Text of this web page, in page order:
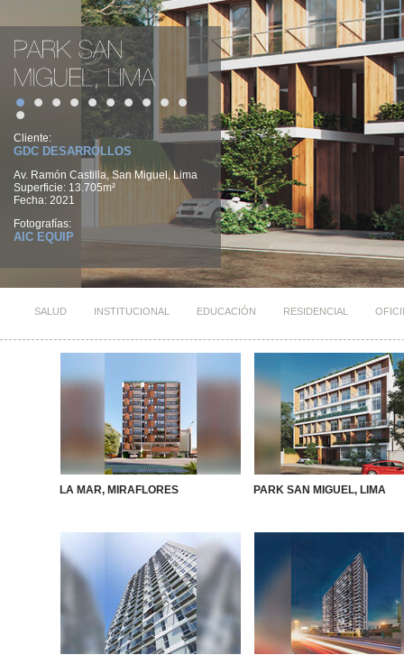
Cliente:
GDC DESARROLLOS
Av. Ramón Castilla, San Miguel, Lima
Superficie: 13.705m²
Fecha: 2021
Fotografías:
AIC EQUIP
SALUD INSTITUCIONAL EDUCACIÓN RESIDENCIAL
LA MAR, MIRAFLORES PARK SAN MIGUEL, LIMA